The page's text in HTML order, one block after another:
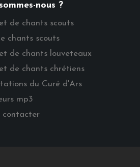
nous ?
de chants scouts
chants scouts
de chants louveteaux
de chants chrétiens
du Curé d'Ars
mp3
contacter